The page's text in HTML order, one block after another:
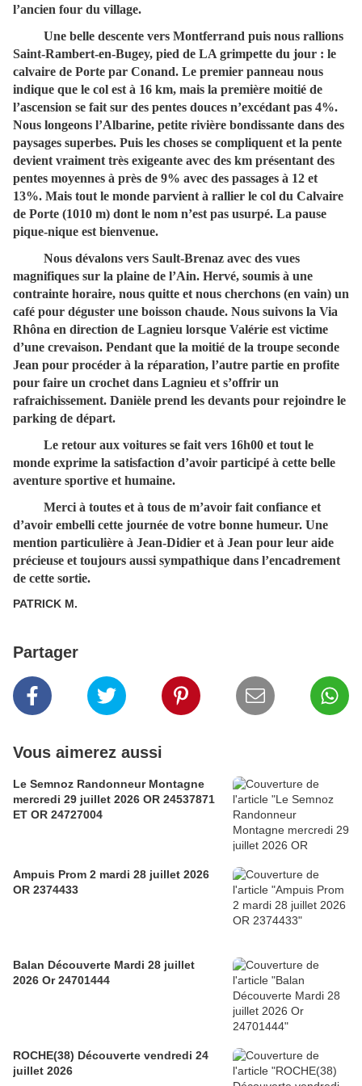
l’ancien four du village.
Une belle descente vers Montferrand puis nous rallions
Saint-Rambert-en-Bugey, pied de LA grimpette du jour : le
calvaire de Porte par Conand. Le premier panneau nous
indique que le col est à 16 km, mais la première moitié de
l’ascension se fait sur des pentes douces n’excédant pas 4%.
Nous longeons l’Albarine, petite rivière bondissante dans des
paysages superbes. Puis les choses se compliquent et la pente
devient vraiment très exigeante avec des km présentant des
pentes moyennes à près de 9% avec des passages à 12 et
13%. Mais tout le monde parvient à rallier le col du Calvaire
de Porte (1010 m) dont le nom n’est pas usurpé. La pause
pique-nique est bienvenue.
Nous dévalons vers Sault-Brenaz avec des vues
magnifiques sur la plaine de l’Ain. Hervé, soumis à une
contrainte horaire, nous quitte et nous cherchons (en vain) un
café pour déguster une boisson chaude. Nous suivons la Via
Rhôna en direction de Lagnieu lorsque Valérie est victime
d’une crevaison. Pendant que la moitié de la troupe seconde
Jean pour procéder à la réparation, l’autre partie en profite
pour faire un crochet dans Lagnieu et s’offrir un
rafraichissement. Danièle prend les devants pour rejoindre le
parking de départ.
Le retour aux voitures se fait vers 16h00 et tout le
monde exprime la satisfaction d’avoir participé à cette belle
aventure sportive et humaine.
Merci à toutes et à tous de m’avoir fait confiance et
d’avoir embelli cette journée de votre bonne humeur. Une
mention particulière à Jean-Didier et à Jean pour leur aide
précieuse et toujours aussi sympathique dans l’encadrement
de cette sortie.
PATRICK M.
Partager
Vous aimerez aussi
Le Semnoz Randonneur Montagne
mercredi 29 juillet 2026 OR 24537871
ET OR 24727004
Ampuis Prom 2 mardi 28 juillet 2026
OR 2374433
Balan Découverte Mardi 28 juillet
2026 Or 24701444
ROCHE(38) Découverte vendredi 24
juillet 2026